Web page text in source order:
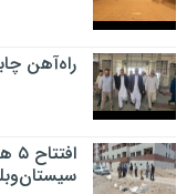
راه‌آهن چابهار &#۸۲۱۱;